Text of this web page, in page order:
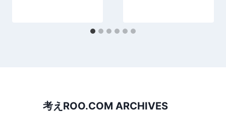
考えROO.COM ARCHIVES